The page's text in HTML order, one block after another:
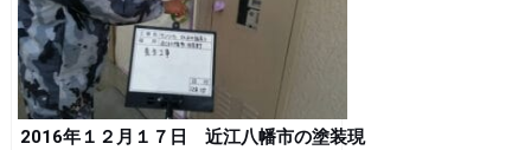
2016年１２月１７日 近江八幡市の塗装現